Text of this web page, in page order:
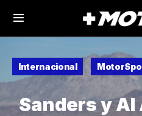
Internacional
Sanders y